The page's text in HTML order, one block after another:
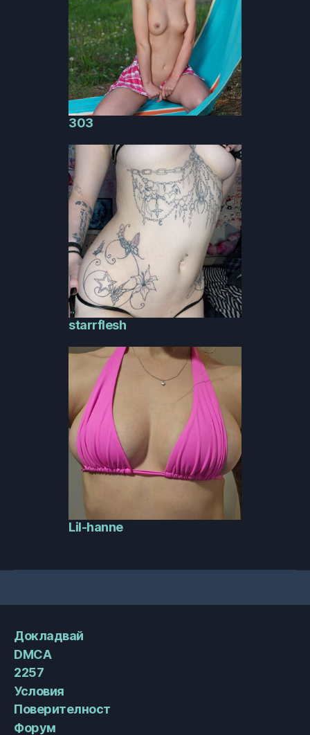
303
starrflesh
Lil-hanne
Докладвай
DMCA
2257
Условия
Поверителност
Форум